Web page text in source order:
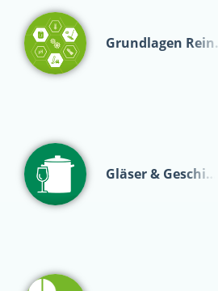
Grundlagen Rein…
Gläser & Geschi…